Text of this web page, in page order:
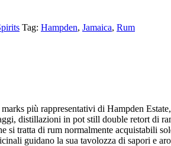
Tag: Hampden, Jamaica, Rum
più rappresentativi di Hampden
distillazioni in pot still double retort di
si tratta di rum normalmente acquistabili
guidano la sua tavolozza di sapori e